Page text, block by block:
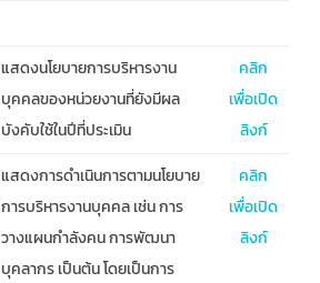
แสดงนโยบายการบริหารงาน
บุคคลของหน่วยงานที่ยังมีผล
บังคับใช้ในปีที่ประเมิน
คลิก
เพื่อเปิด
ลิงก์
แสดงการดำเนินการตามนโยบาย
การบริหารงานบุคคล เช่น การ
วางแผนกำลังคน การพัฒนา
บุคลากร เป็นต้น โดยเป็นการ
คลิก
เพื่อเปิด
ลิงก์